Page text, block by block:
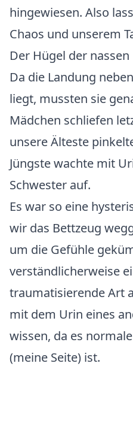
hingewiesen. Also
Chaos und unserem
Der Hügel der
Da die Landung
liegt, mussten sie
Mädchen schliefen
unsere Älteste
Jüngste wachte mit
Schwester auf.
Es war so eine
wir das Bettzeug
um die Gefühle
verständlicherweise
traumatisierende Art
mit dem Urin eines
wissen, da es
(meine Seite) ist.